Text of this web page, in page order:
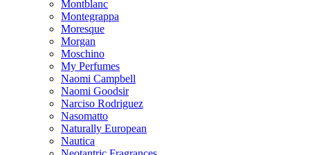
Montblanc
Montegrappa
Moresque
Morgan
Moschino
My Perfumes
Naomi Campbell
Naomi Goodsir
Narciso Rodriguez
Nasomatto
Naturally European
Nautica